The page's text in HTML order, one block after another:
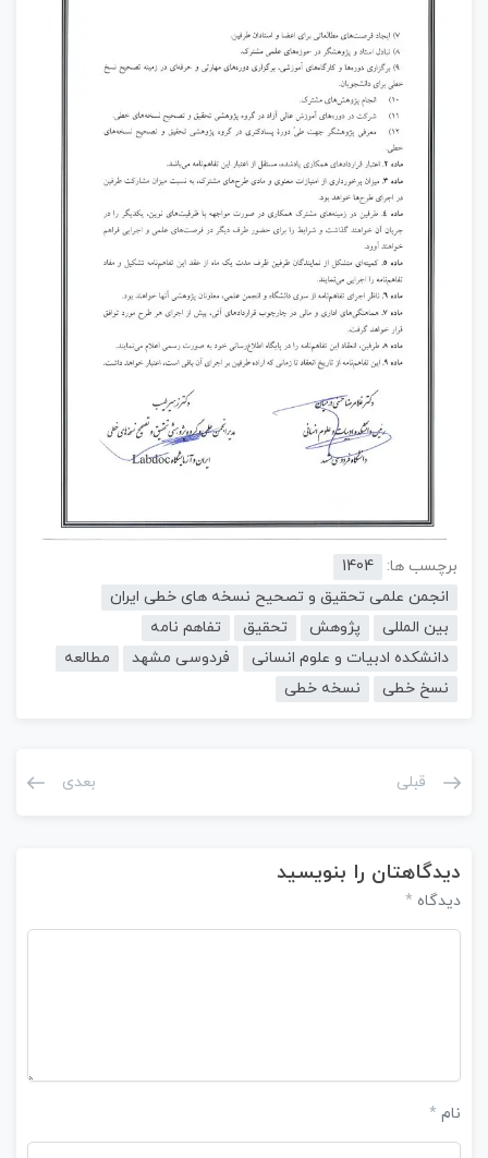
برچسب ها:
1404
انجمن علمی تحقیق و تصحیح نسخه های خطی ایران
بین المللی
پژوهش تحقیق
تفاهم نامه
دانشکده ادبیات و علوم انسانی
فردوسی مشهد
مطالعه
نسخ خطی
نسخه خطی
قبلی بعدی
دیدگاهتان را بنویسید
دیدگاه *
نام *